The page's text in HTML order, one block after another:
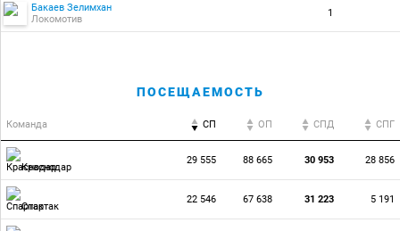
Бакаев Зелимхан
Локомотив
1
ПОСЕЩАЕМОСТЬ
Команда СП ОП CПД CПГ
Краснодар
29 555 88 665 30 953 28 856
Спартак
22 546 67 638 31 223 5 191